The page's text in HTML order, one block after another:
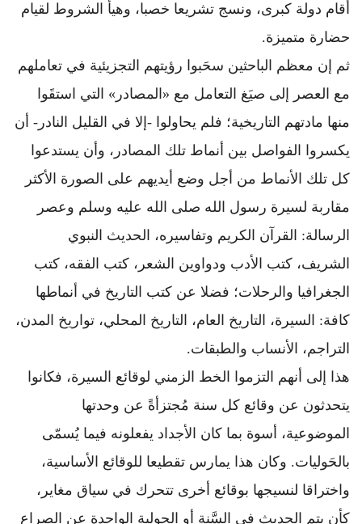
أقام دولة كبرى، ونسج تشريعا خصبا، وهيأ الشروط لقيام
حضارة متميزة.
ثم إن معظم الباحثين سحَبوا رؤيتهم التجزيئية في تعاملهم
مع العصر إلى صيَغ التعامل مع «المصادر» التي استقَوا
منها مادتهم التاريخية؛ فلم يحاولوا -إلا في القليل النادر- أن
يكسروا الفواصل بين أنماط تلك المصادر، وأن يستدعوا
كل تلك الأنماط من أجل وضع أيديهم على الصورة الأكثر
مقاربة لسيرة رسول الله صلى الله عليه وسلم وعصر
الرسالة: القرآن الكريم وتفاسيره، الحديث النبوي
الشريف، كتب الأدب ودواوين الشعر، كتب الفقه، كتب
الجغرافيا والرحلات؛ فضلا عن كتب التاريخ في أنماطها
كافة: السيرة، التاريخ العام، التاريخ المحلي، تواريخ المدن،
التراجم، الأنساب والطبقات.
هذا إلى أنهم التزموا الخط الزمني لوقائع السيرة، فكانوا
يتحدثون عن وقائع كل سنة مُجتزأةً عن وحدتها
الموضوعية، أسوة بما كان الأجداد يفعلونه فيما يُسمّى
بالحَوليات. وكان هذا يمارس تقطيعا للوقائع الأساسية،
واختراقا لنسيجها بوقائع أخرى تتحرك في سياق مغاير،
كأن يتم الحديث في السَّنة أو الحولية الواحدة عن الصراع